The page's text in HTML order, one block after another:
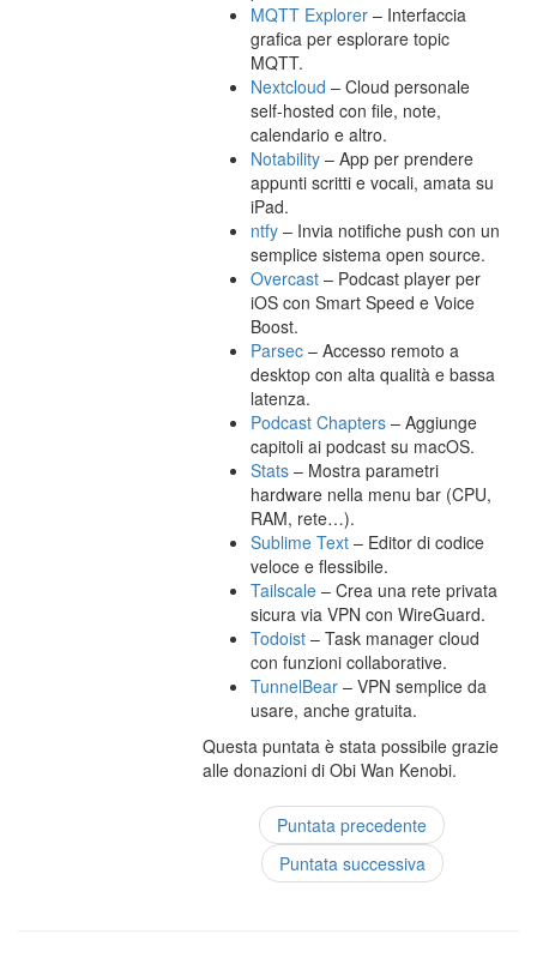
MQTT Explorer – Interfaccia
grafica per esplorare topic
MQTT.
Nextcloud – Cloud personale
self-hosted con file, note,
calendario e altro.
Notability – App per prendere
appunti scritti e vocali, amata su
iPad.
ntfy – Invia notifiche push con un
semplice sistema open source.
Overcast – Podcast player per
iOS con Smart Speed e Voice
Boost.
Parsec – Accesso remoto a
desktop con alta qualità e bassa
latenza.
Podcast Chapters – Aggiunge
capitoli ai podcast su macOS.
Stats – Mostra parametri
hardware nella menu bar (CPU,
RAM, rete…).
Sublime Text – Editor di codice
veloce e flessibile.
Tailscale – Crea una rete privata
sicura via VPN con WireGuard.
Todoist – Task manager cloud
con funzioni collaborative.
TunnelBear – VPN semplice da
usare, anche gratuita.
Questa puntata è stata possibile grazie
alle donazioni di Obi Wan Kenobi.
Puntata precedente
Puntata successiva